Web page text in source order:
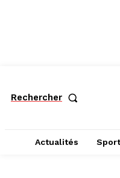
Rechercher
Actualités Sport